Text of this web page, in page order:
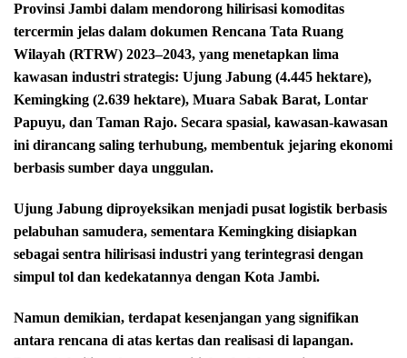
Provinsi Jambi dalam mendorong hilirisasi komoditas
tercermin jelas dalam dokumen Rencana Tata Ruang
Wilayah (RTRW) 2023–2043, yang menetapkan lima
kawasan industri strategis: Ujung Jabung (4.445 hektare),
Kemingking (2.639 hektare), Muara Sabak Barat, Lontar
Papuyu, dan Taman Rajo. Secara spasial, kawasan-kawasan
ini dirancang saling terhubung, membentuk jejaring ekonomi
berbasis sumber daya unggulan.
Ujung Jabung diproyeksikan menjadi pusat logistik berbasis
pelabuhan samudera, sementara Kemingking disiapkan
sebagai sentra hilirisasi industri yang terintegrasi dengan
simpul tol dan kedekatannya dengan Kota Jambi.
Namun demikian, terdapat kesenjangan yang signifikan
antara rencana di atas kertas dan realisasi di lapangan.